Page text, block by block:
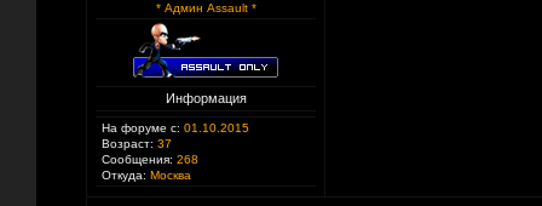
* Админ Assault *
Информация
На форуме с: 01.10.2015
Возраст: 37
Сообщения: 268
Откуда: Москва